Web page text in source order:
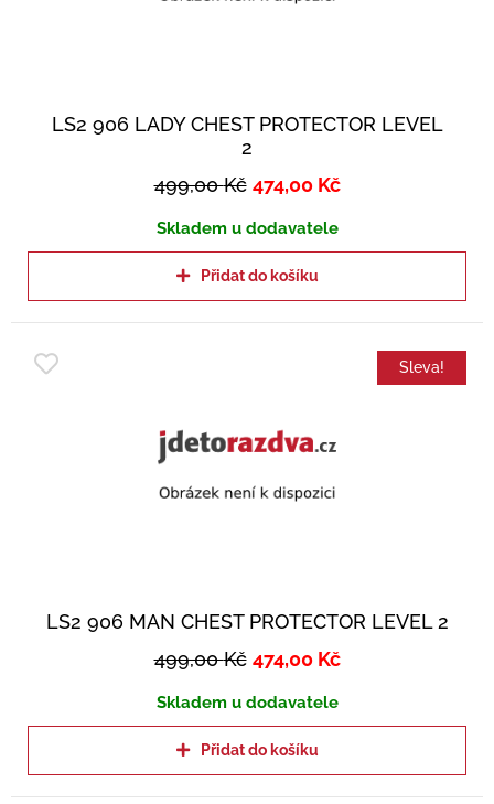
LS2 906 LADY CHEST PROTECTOR LEVEL
2
499,00Kč 474,00 Kč
Skladem u dodavatele
Přidat do košíku
Sleva!
LS2 906 MAN CHEST PROTECTOR LEVEL 2
499,00Kč 474,00 Kč
Skladem u dodavatele
Přidat do košíku